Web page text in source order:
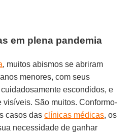
em plena pandemia
, muitos abismos se abriram
menores, com seus
escondidos, e
visíveis. São muitos. Conformo-
casos dasclínicas médicas, os
necessidade de ganhar